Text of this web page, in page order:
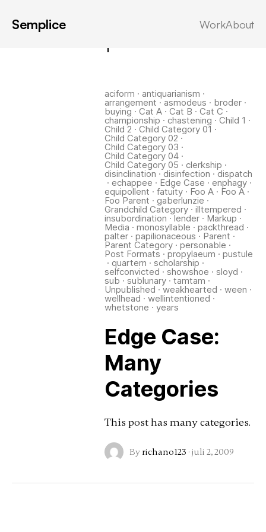
Semplice WorkAbout
aciform · antiquarianism ·
arrangement · asmodeus · broder·
buying · Cat A· Cat B · Cat C ·
championship · chastening · Child 1 ·
Child 2 · Child Category 01 ·
Child Category 02 ·
Child Category 03 ·
Child Category 04·
Child Category 05 · clerkship ·
disinclination ·disinfection ·dispatch
· echappee · Edge Case · enphagy·
equipollent · fatuity· Foo A· Foo A·
Foo Parent · gaberlunzie ·
Grandchild Category· illtempered ·
insubordination ·lender· Markup ·
Media · monosyllable · packthread ·
palter· papilionaceous · Parent ·
Parent Category· personable ·
Post Formats · propylaeum · pustule
· quartern · scholarship ·
selfconvicted · showshoe · sloyd ·
sub · sublunary· tamtam ·
Unpublished ·weakhearted · ween ·
wellhead · wellintentioned ·
whetstone · years
Edge Case:
Many
Categories
This post has many categories.
By richano123 · juli 2, 2009